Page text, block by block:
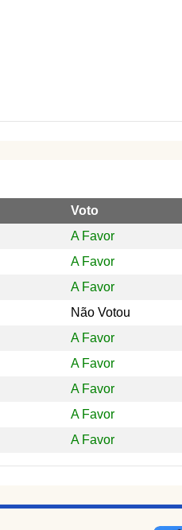
Voto
A Favor
A Favor
A Favor
Não Votou
A Favor
A Favor
A Favor
A Favor
A Favor